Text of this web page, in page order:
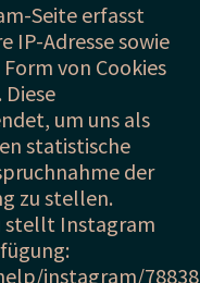
Seite erfasst
IP-Adresse sowie
von Cookies
um uns als
statistische
der
zu stellen.
stellt Instagram
instagram/